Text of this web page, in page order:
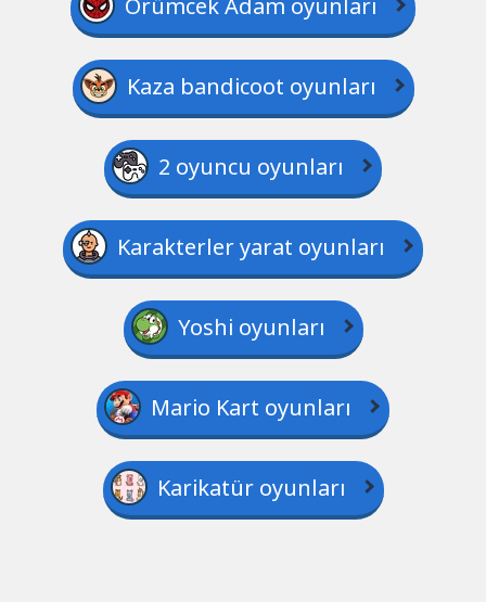
Örümcek Adam oyunları
Kaza bandicoot oyunları
2 oyuncu oyunları
Karakterler yarat oyunları
Yoshi oyunları
Mario Kart oyunları
Karikatür oyunları